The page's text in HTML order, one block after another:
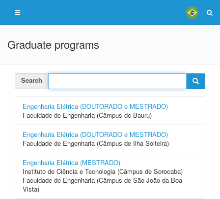
Graduate programs
Search
Engenharia Elétrica (DOUTORADO e MESTRADO)
Faculdade de Engenharia (Câmpus de Bauru)
Engenharia Elétrica (DOUTORADO e MESTRADO)
Faculdade de Engenharia (Câmpus de Ilha Solteira)
Engenharia Elétrica (MESTRADO)
Instituto de Ciência e Tecnologia (Câmpus de Sorocaba)
Faculdade de Engenharia (Câmpus de São João da Boa
Vista)